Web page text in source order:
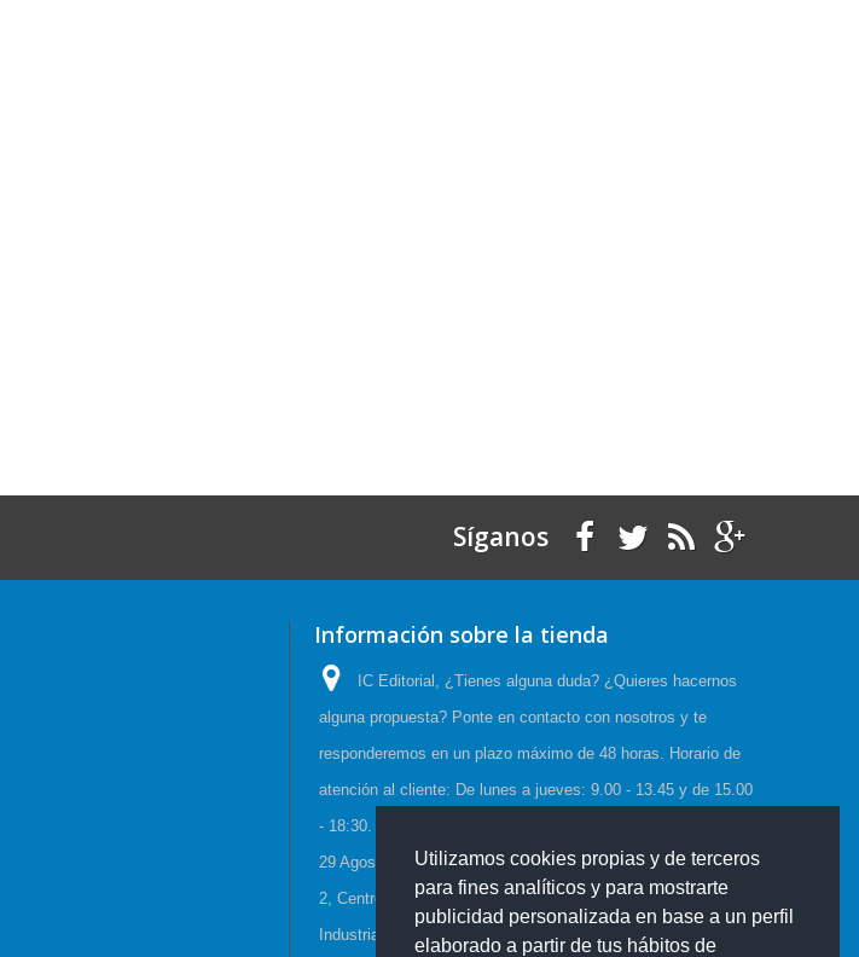
Utilizamos cookies propias y de terceros
para fines analíticos y para mostrarte
publicidad personalizada en base a un perfil
elaborado a partir de tus hábitos de
Síganos
Información sobre la tienda
IC Editorial, ¿Tienes alguna duda? ¿Quieres hacernos
alguna propuesta? Ponte en contacto con nosotros y te
responderemos en un plazo máximo de 48 horas. Horario de
atención al cliente: De lunes a jueves: 9.00 - 13.45 y de 15.00
- 18:30. Viernes: 9.00 - 15.00, Horario de Verano:(23 Junio a
29 Agosto) De lunes a viernes: 08:00-15:00, C/Cueva de Viera
2, Centro de negocios CADI, Edf. Antequera local 3 Polígono
Industrial de Antequera 29200 Antequera España